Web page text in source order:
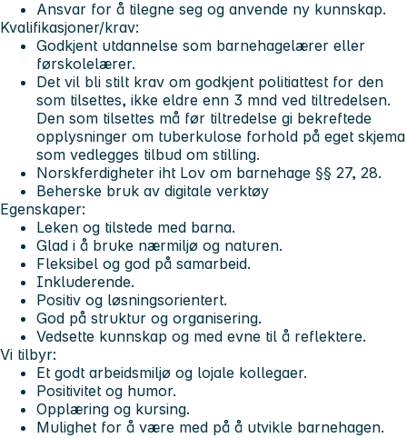
Ansvar for å tilegne seg og anvende ny kunnskap.
Kvalifikasjoner/krav:
Godkjent utdannelse som barnehagelærer eller
førskolelærer.
Det vil bli stilt krav om godkjent politiattest for den
som tilsettes, ikke eldre enn 3 mnd ved tiltredelsen.
Den som tilsettes må før tiltredelse gi bekreftede
opplysninger om tuberkulose forhold på eget skjema
som vedlegges tilbud om stilling.
Norskferdigheter iht Lov om barnehage §§ 27, 28.
Beherske bruk av digitale verktøy
Egenskaper:
Leken og tilstede med barna.
Glad i å bruke nærmiljø og naturen.
Fleksibel og god på samarbeid.
Inkluderende.
Positiv og løsningsorientert.
God på struktur og organisering.
Vedsette kunnskap og med evne til å reflektere.
Vi tilbyr:
Et godt arbeidsmiljø og lojale kollegaer.
Positivitet og humor.
Opplæring og kursing.
Mulighet for å være med på å utvikle barnehagen.